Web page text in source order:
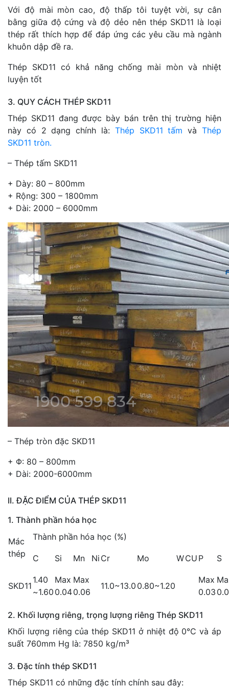
Với độ mài mòn cao, độ thấp tôi tuyệt vời, sự cân
bằng giữa độ cứng và độ dẻo nên thép SKD11 là loại
thép rất thích hợp để đáp ứng các yêu cầu mà ngành
khuôn dập đề ra.
Thép SKD11 có khả năng chống mài mòn và nhiệt
luyện tốt
3. QUY CÁCH THÉP SKD11
Thép SKD11 đang được bày bán trên thị trường hiện
này có 2 dạng chính là: Thép SKD11 tấm vàThép
SKD11 tròn.
– Thép tấm SKD11
+ Dày: 80 – 800mm
+ Rộng: 300 – 1800mm
+ Dài: 2000 – 6000mm
– Thép tròn đặc SKD11
+ Φ: 80 – 800mm
+ Dài: 2000-6000mm
II. ĐẶC ĐIỂM CỦA THÉP SKD11
1. Thành phần hóa học
Mác
thép
Thành phần hóa học (%)
C Si Mn Ni Cr Mo WCU P S
SKD11
1.40
~1.60
Max
0.04
Max
0.06
11.0~13.0 0.80~1.20
Max
0.03
2. Khối lượng riêng, trọng lượng riêng Thép SKD11
Khối lượng riêng của thép SKD11 ở nhiệt độ 0°C và áp
suất 760mm Hg là: 7850 kg/m³
3. Đặc tính thép SKD11
Thép SKD11 có những đặc tính chính sau đây: